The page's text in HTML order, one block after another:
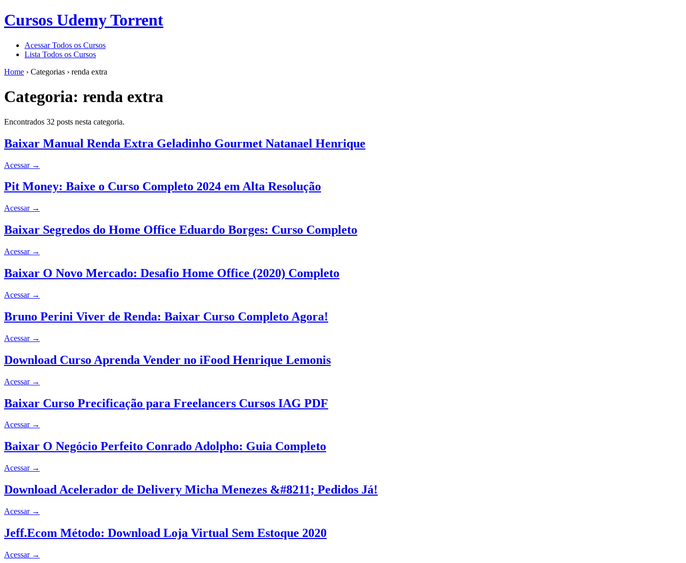
Cursos Udemy Torrent
Acessar Todos os Cursos
Lista Todos os Cursos
Home › Categorias › renda extra
Categoria: renda extra
Encontrados 32 posts nesta categoria.
Baixar Manual Renda Extra Geladinho Gourmet Natanael Henrique
Acessar →
Pit Money: Baixe o Curso Completo 2024 em Alta Resolução
Acessar →
Baixar Segredos do Home Office Eduardo Borges: Curso Completo
Acessar →
Baixar O Novo Mercado: Desafio Home Office (2020) Completo
Acessar →
Bruno Perini Viver de Renda: Baixar Curso Completo Agora!
Acessar →
Download Curso Aprenda Vender no iFood Henrique Lemonis
Acessar →
Baixar Curso Precificação para Freelancers Cursos IAG PDF
Acessar →
Baixar O Negócio Perfeito Conrado Adolpho: Guia Completo
Acessar →
Download Acelerador de Delivery Micha Menezes &#8211; Pedidos Já!
Acessar →
Jeff.Ecom Método: Download Loja Virtual Sem Estoque 2020
Acessar →